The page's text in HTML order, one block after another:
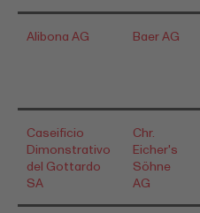
Alibona AG Baer AG
Caseificio
Dimonstrativo
del Gottardo
SA
Chr.
Eicher's
Söhne
AG